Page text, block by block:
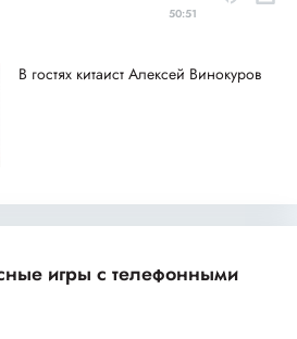
50:51
В гостях китаист Алексей Винокуров
игры с телефонными